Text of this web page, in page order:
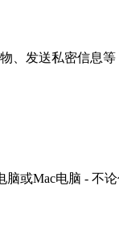
发送私密信息
或Mac电脑 - 不